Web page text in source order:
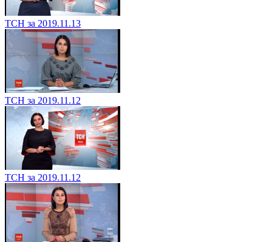
ТСН за 2019.11.13
ТСН за 2019.11.12
ТСН за 2019.11.12